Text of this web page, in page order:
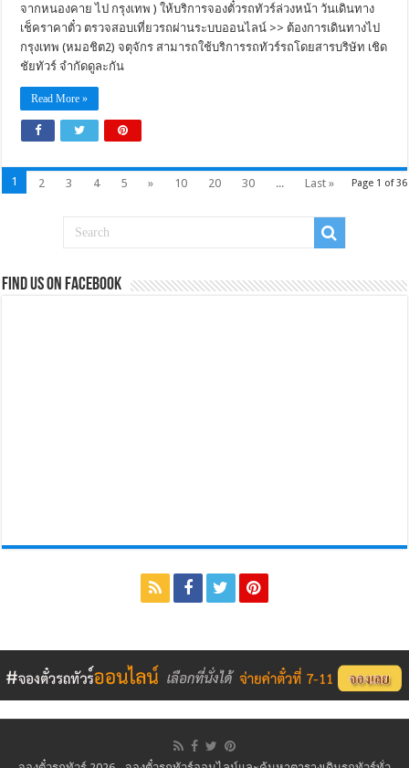
จากหนองคาย ไป กรุงเทพ ) ให้บริการจองตั๋วรถทัวร์ล่วงหน้า วันเดินทาง
เช็คราคาตั๋ว ตรวจสอบเที่ยวรถผ่านระบบออนไลน์ >> ต้องการเดินทางไป
กรุงเทพ (หมอชิต2) จตุจักร สามารถใช้บริการรถทัวร์รถโดยสารบริษัท เชิด
ชัยทัวร์ จำกัดดูละกัน
Read More »
Page 1 of 36
1 2 3 4 5 » 10 20 30 ... Last »
Find us on Facebook